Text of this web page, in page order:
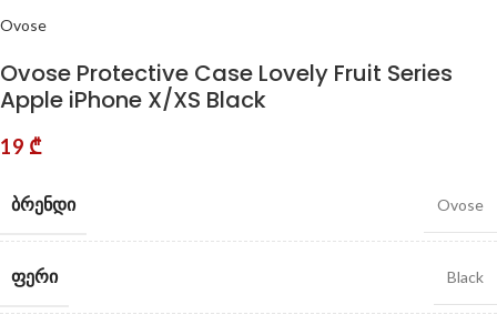
Ovose
Ovose Protective Case Lovely Fruit Series
Apple iPhone X/XS Black
19 ₾
ᲑᲠᲔᲜᲓᲘ Ovose
ᲤᲔᲠᲘ Black